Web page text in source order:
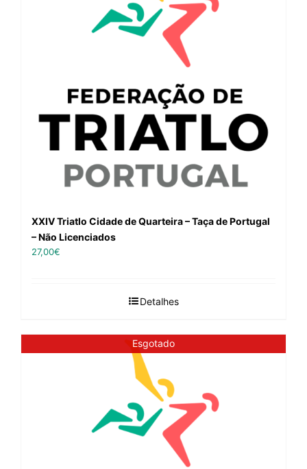
XXIV Triatlo Cidade de Quarteira – Taça de Portugal
– Não Licenciados
27,00€
Detalhes
Esgotado